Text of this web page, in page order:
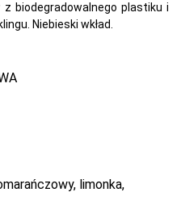
z biodegradowalnego plastiku i
Niebieski wkład.
limonka,